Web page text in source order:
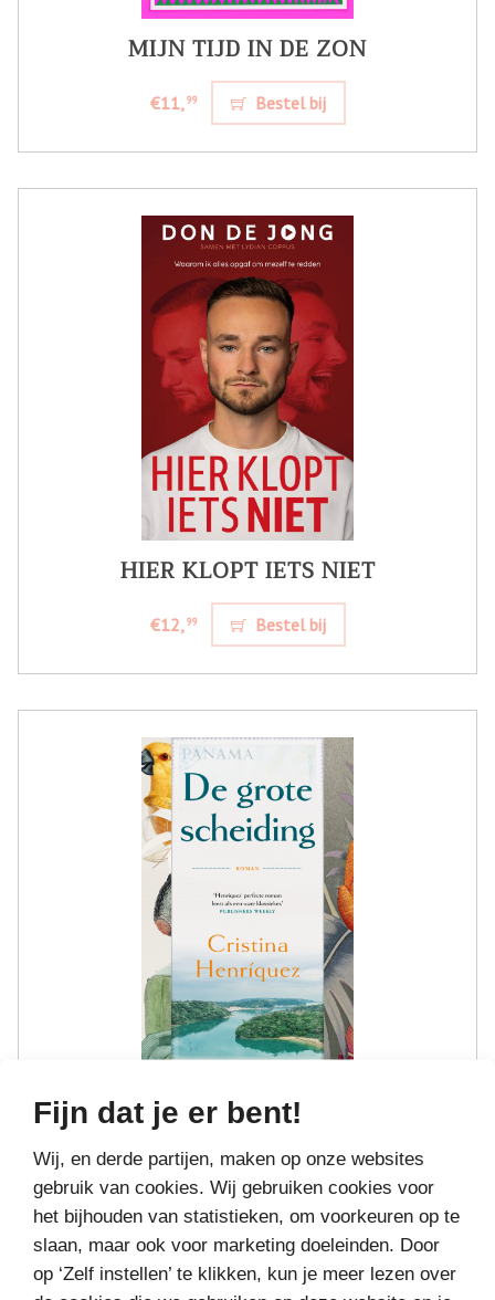
Fijn dat je er bent!
Wij, en derde partijen, maken op onze websites
gebruik van cookies. Wij gebruiken cookies voor
het bijhouden van statistieken, om voorkeuren op te
slaan, maar ook voor marketing doeleinden. Door
op ‘Zelf instellen’ te klikken, kun je meer lezen over
MIJN TIJD IN DE ZON
€11,99 Bestel bij
HIER KLOPT IETS NIET
€12,99 Bestel bij
DE GROTE SCHEIDING
€12,